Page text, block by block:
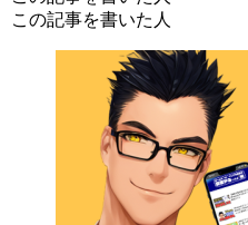
この記事を書いた人